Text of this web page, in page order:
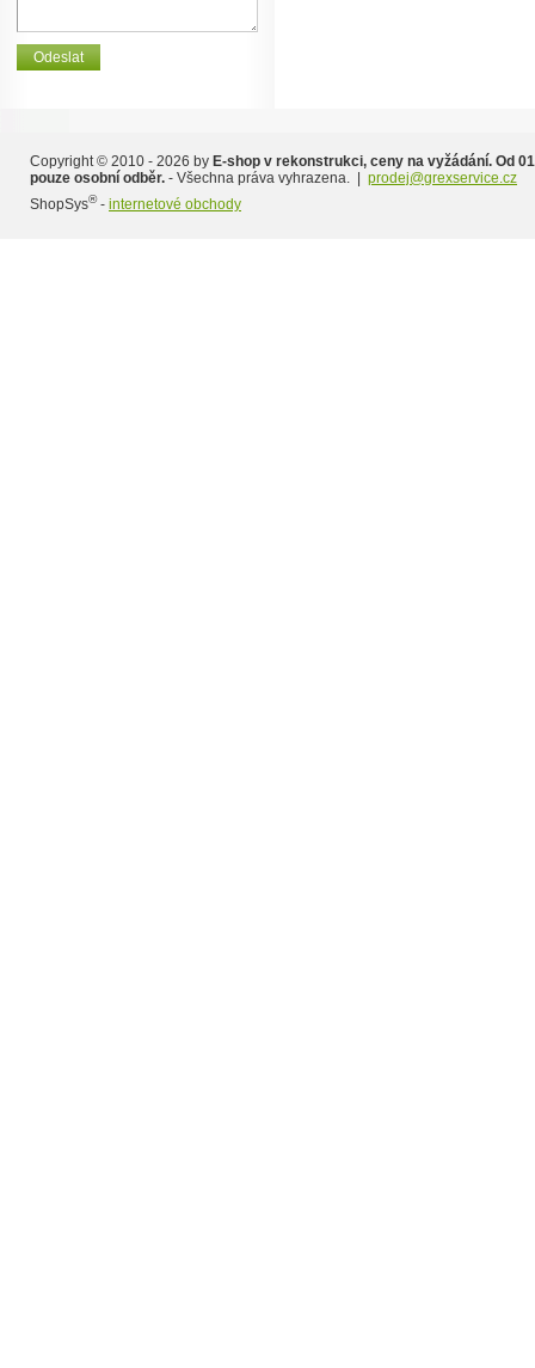
Copyright © 2010 - 2026 by E-shop v rekonstrukci, ceny na vyžádání. Od
pouze osobní odběr. - Všechna práva vyhrazena. | prodej@grexservice.cz
ShopSys®- internetové obchody